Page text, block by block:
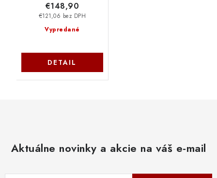
Vypredané
€121,06 bez DPH
€148,90
DETAIL
Aktuálne novinky a akcie na váš e-mail